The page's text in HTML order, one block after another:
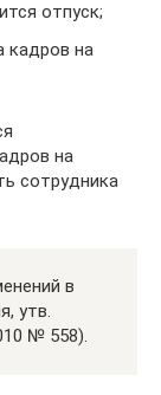
отпуск;
кадров на
на
сотрудника
в
утв.
№ 558).